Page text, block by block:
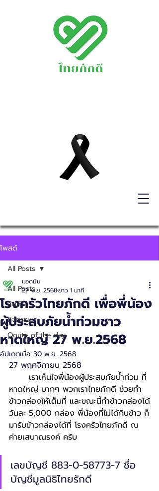
โพสต์
All Posts
สินค้า
กิจกรรม
Qoute of the day
All Posts
โรงครัวไทยภักดี เพื่อพี่น้อง
ผู้ประสบภัยน้ำท่วมชาว
หาดใหญ่ 27 พ.ย.2568
แอดมิน
27 พ.ย. 2568ยาว 1 นาที
อัปเดตเมื่อ 30 พ.ย. 2568
27 พฤศจิกายน 2568
หาดใหญ่ มากๆ พวกเราไทยภักดี ช่วยทำ
ข้าวกล่องให้เต็มที่ และขณะนี้ทำข้าวกล่องได้
วันละ 5,000 กล่อง พี่น้องที่ไม่ได้กินข้าว ก็
มารับข้าวกล่องได้ที่ โรงครัวไทยภักดี ณ
ค่ายเสนาณรงค์ ครับ
เลขบัญชี 883-0-58773-7 ชื่อ
บัญชีมูลนิธิไทยรักดี